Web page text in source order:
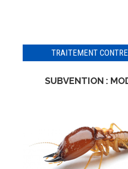
TRAITEMENT
SUBVENTION :